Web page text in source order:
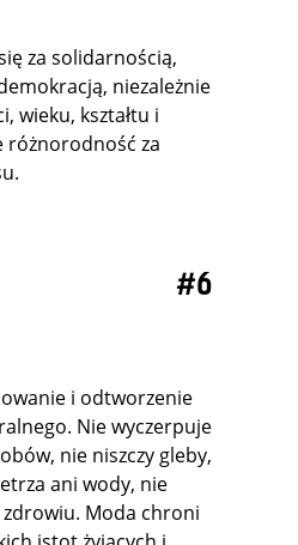
za solidarnością,
niezależnie
wieku, kształtu i
różnorodność za
#6
i odtworzenie
Nie wyczerpuje
nie niszczy gleby,
ani wody, nie
Moda chroni